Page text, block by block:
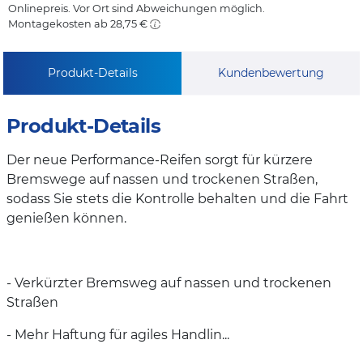
Onlinepreis. Vor Ort sind Abweichungen möglich.
Montagekosten ab 28,75 €
Produkt-Details Kundenbewertung
Produkt-Details
Der neue Performance-Reifen sorgt für kürzere
Bremswege auf nassen und trockenen Straßen,
sodass Sie stets die Kontrolle behalten und die Fahrt
genießen können.
- Verkürzter Bremsweg auf nassen und trockenen
Straßen
- Mehr Haftung für agiles Handlin...